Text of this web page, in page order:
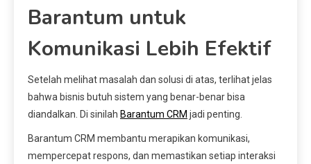
Barantum untuk
Komunikasi Lebih Efektif
Setelah melihat masalah dan solusi di atas, terlihat jelas
bahwa bisnis butuh sistem yang benar-benar bisa
diandalkan. Di sinilah Barantum CRM jadi penting.
Barantum CRM membantu merapikan komunikasi,
mempercepat respons, dan memastikan setiap interaksi